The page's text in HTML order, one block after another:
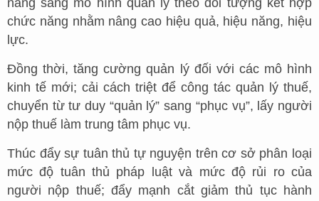
năng sang mô hình quản lý theo đối tượng kết hợp
chức năng nhằm nâng cao hiệu quả, hiệu năng, hiệu
lực.
Đồng thời, tăng cường quản lý đối với các mô hình
kinh tế mới; cải cách triệt để công tác quản lý thuế,
chuyển từ tư duy “quản lý” sang “phục vụ”, lấy người
nộp thuế làm trung tâm phục vụ.
Thúc đẩy sự tuân thủ tự nguyện trên cơ sở phân loại
mức độ tuân thủ pháp luật và mức độ rủi ro của
người nộp thuế; đẩy mạnh cắt giảm thủ tục hành